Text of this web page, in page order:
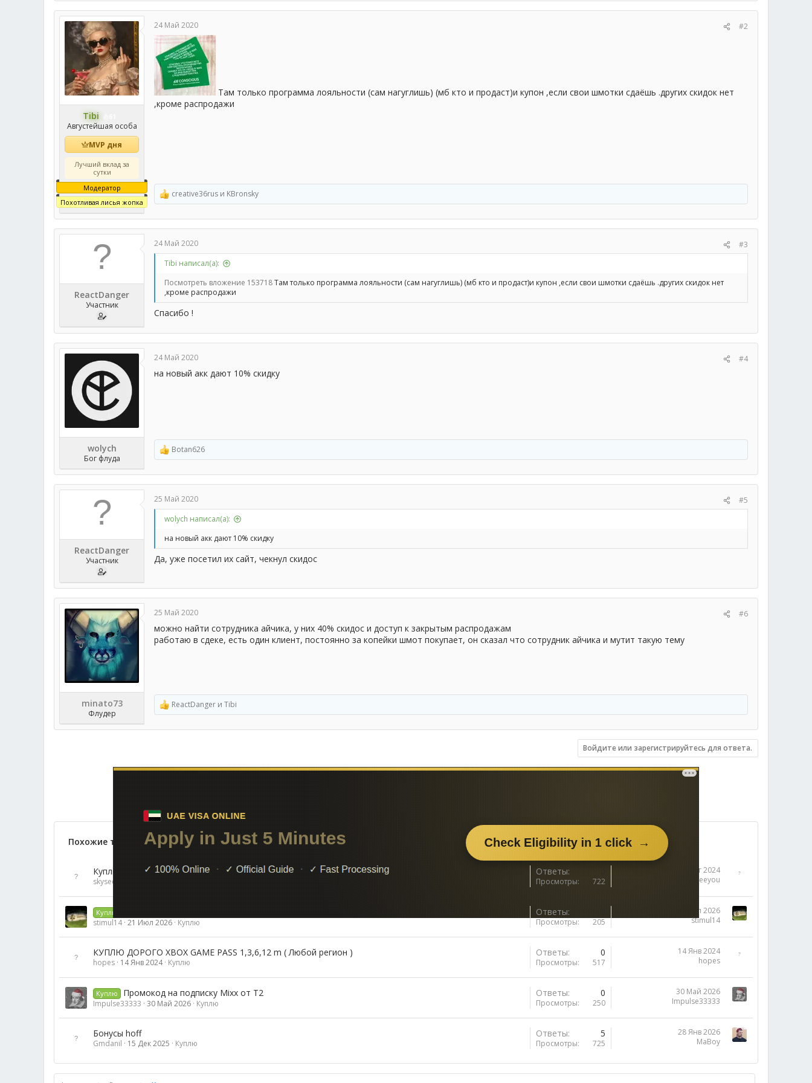
Tibi
Августейшая особа
MVP дня
Лучший вклад за
сутки
Модератор
Похотливая лисья жопка
24 Май 2020 #2
Там только программа лояльности (сам нагуглишь) (мб кто и продаст)и купон ,если свои шмотки сдаёшь .других скидок нет
,кроме распродажи
Р
е
а
к
и
и
creative36rus и KBronsky
ReactDanger
Участник
24 Май 2020
#3
Tibi написал(а):
Посмотреть вложение 153718Там только программа лояльности (сам нагуглишь) (мб кто и продаст)и купон ,если свои шмотки сдаёшь .других скидок нет
,кроме распродажи
Спасибо !
wolych
Бог флуда
24 Май 2020 #4
на новый акк дают 10% скидку
Р
е
а
к
и
и
Botan626
ReactDanger
Участник
25 Май 2020
#5
wolych написал(а):
на новый акк дают 10% скидку
Да, уже посетил их сайт, чекнул скидос
minato73
Флудер
25 Май 2020 #6
можно найти сотрудника айчика, у них 40% скидос и доступ к закрытым распродажам
работаю в сдеке, есть один клиент, постоянно за копейки шмот покупает, он сказал что сотрудник айчика и мутит такую тему
Р
е
а
и
ReactDanger и Tibi
Войдите или зарегистрируйтесь для ответа.
Похожие темы
Куплю 25к баллов МВИДЕО / М.видео / M-video /
skyseeyou
Ответы
Просмотры 722
7 Авг 2024
skyseeyou
Куплю
stimul14 21 Июл 2026 Куплю
Ответы
Просмотры 205
21 Июл 2026
stimul14
КУПЛЮ ДОРОГО XBOX GAME PASS 1,3,6,12 m ( Любой регион )
hopes 14 Янв 2024 Куплю
Ответы 0
Просмотры 517
14 Янв 2024
hopes
Куплю Промокод на подписку Mixx от Т2
Impulse33333 30 Май 2026 Куплю
Ответы 0
Просмотры 250
30 Май 2026
Impulse33333
Бонусы hoff
Gmdanil 15 Дек 2025 Куплю
Ответы 5
Просмотры 725
28 Янв 2026
MaBoy